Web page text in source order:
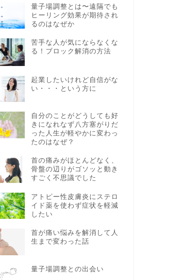
量子場調整とは〜遠隔でも
ヒーリング効果が期待され
るのはなぜか
苦手な人が気にならなくな
る！ブロック解消の方法
起業したいけれど自信がな
い・・・という方に
自分のことがどうしても好
きになれなず八方塞がりだ
った人生が軽やかに変わっ
たのはなぜ？
首の痛みがほとんどなく、
骨盤の辺りがゴソッと動き
すごく不思議でした
アトピー性皮膚炎にステロ
イド薬を使わず症状を軽減
したい
首が痛い悩みを解消して人
生まで変わった話
量子場調整との出会い